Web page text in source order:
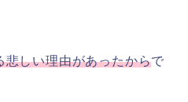
悲しい理由があったからで